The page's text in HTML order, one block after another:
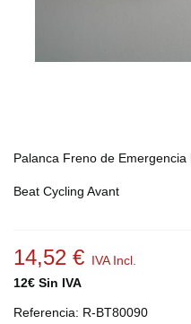
Palanca Freno de
Beat Cycling Avant
14,52 € IVA Incl.
12€ Sin IVA
Referencia: R-BT80090